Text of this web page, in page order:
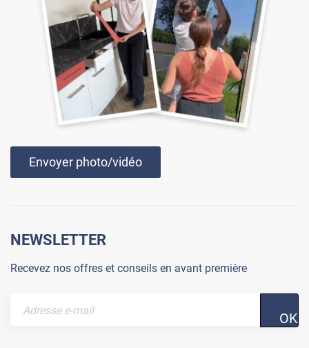
Envoyer photo/vidéo
NEWSLETTER
Recevez nos offres et conseils en avant première
OK